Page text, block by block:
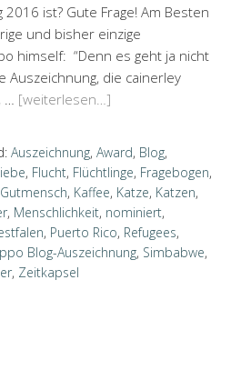
ist? Gute Frage! Am Besten
und bisher einzige
himself: “Denn es geht ja nicht
Auszeichnung, die cainerley
… [weiterlesen…]
Auszeichnung, Award, Blog,
, Flucht, Flüchtlinge, Fragebogen,
Gutmensch, Kaffee, Katze, Katzen,
, Menschlichkeit, nominiert,
, Puerto Rico, Refugees,
Blog-Auszeichnung, Simbabwe,
, Zeitkapsel